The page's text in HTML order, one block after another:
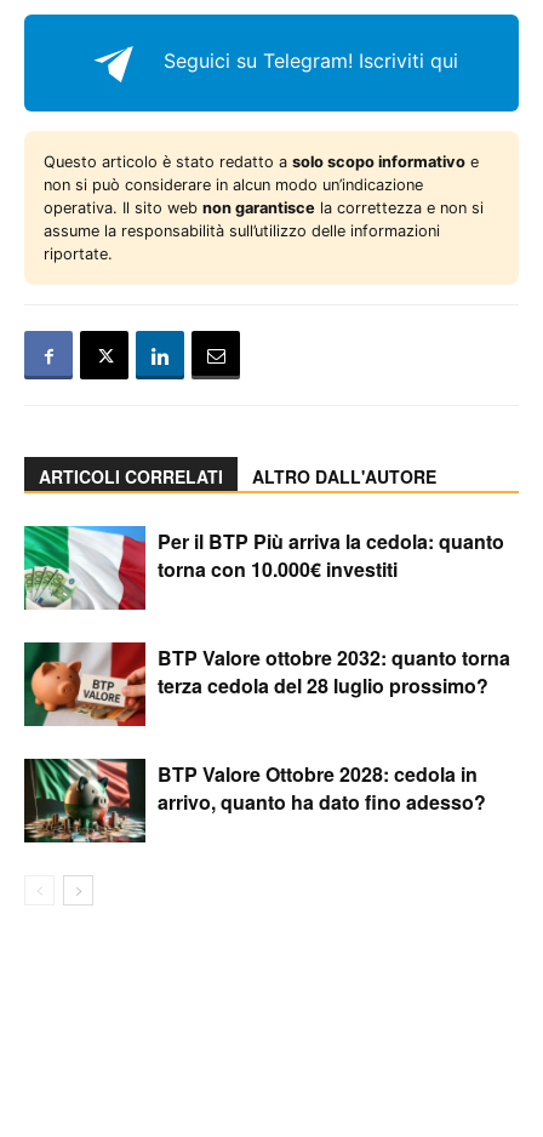
Seguici su Telegram! Iscriviti qui
Questo articolo è stato redatto a solo scopo informativo e
non si può considerare in alcun modo un’indicazione
operativa. Il sito web non garantisce la correttezza e non si
assume la responsabilità sull’utilizzo delle informazioni
riportate.
ARTICOLI CORRELATI ALTRO DALL'AUTORE
Per il BTP Più arriva la cedola: quanto
torna con 10.000€ investiti
BTP Valore ottobre 2032: quanto torna
terza cedola del 28 luglio prossimo?
BTP Valore Ottobre 2028: cedola in
arrivo, quanto ha dato fino adesso?